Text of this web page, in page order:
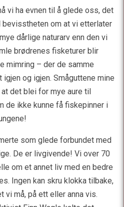
vi ha evnen til å glede oss, det
om at vi etterlater
dårlige naturarv enn den vi
brødrenes fisketurer blir
mimring – der de samme
og igjen. Småguttene mine
det blei for mye aure til
de ikke kunne få fiskepinner i
som glede forbundet med
De er livgivende! Vi over 70
om et annet liv med en bedre
Ingen kan skru klokka tilbake,
vi må, på ett eller anna vis.